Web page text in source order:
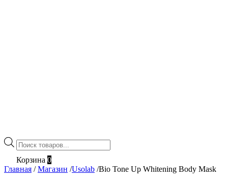
Поиск
товаров
Корзина 0
Главная / Магазин /Usolab /Bio Tone Up Whitening Body Mask